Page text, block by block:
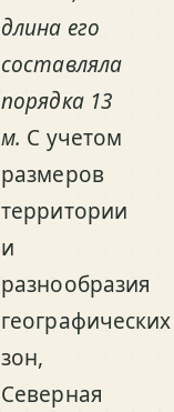
длина его
составляла
порядка 13
м. С учетом
размеров
территории
и
разнообразия
географических
зон,
Северная